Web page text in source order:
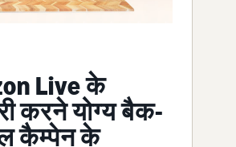
Live के
करने योग्य बैक-
कैम्पेन के